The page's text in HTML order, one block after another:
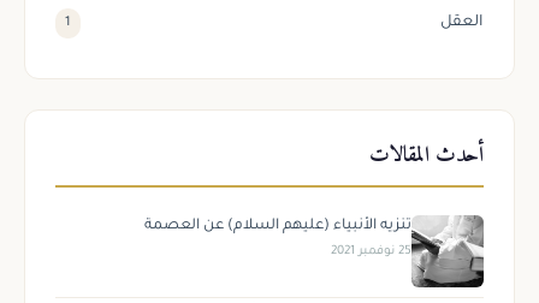
العقل 1
أحدث المقالات
تنزيه الأنبياء (عليهم السلام) عن العصمة
25 نوفمبر 2021